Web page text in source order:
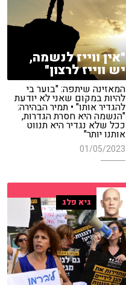
"אין ווייז לנשמה,
יש ווייז לרצון"
המאזינה שיתפה: "בוער בי
להיות במקום שאני לא יודעת
להגדיר אותו" • תמיר הבהירה:
"הנשמה היא חסרת הגדרות,
ככל שלא נגדיר היא תנווט
אותנו יותר"
01/05/2023
גיא פלג